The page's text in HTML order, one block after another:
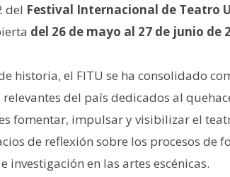
del Festival Internacional de Teatro
del 26 de mayo al 27 de junio de
historia, el FITU se ha consolidado
relevantes del país dedicados al
fomentar, impulsar y visibilizar el
de reflexión sobre los procesos de
investigación en las artes escénicas.